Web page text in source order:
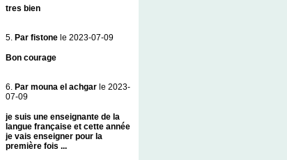
tres bien
5. Par fistone le 2023-07-09
Bon courage
6. Par mouna el achgar le 2023-
07-09
je suis une enseignante de la
langue française et cette année
je vais enseigner pour la
première fois ...